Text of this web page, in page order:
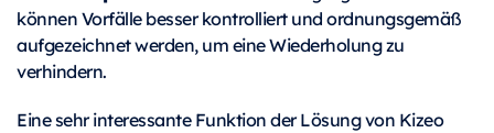
können Vorfälle besser kontrolliert und ordnungsgemäß
aufgezeichnet werden, um eine Wiederholung zu
verhindern.
Eine sehr interessante Funktion der Lösung von Kizeo